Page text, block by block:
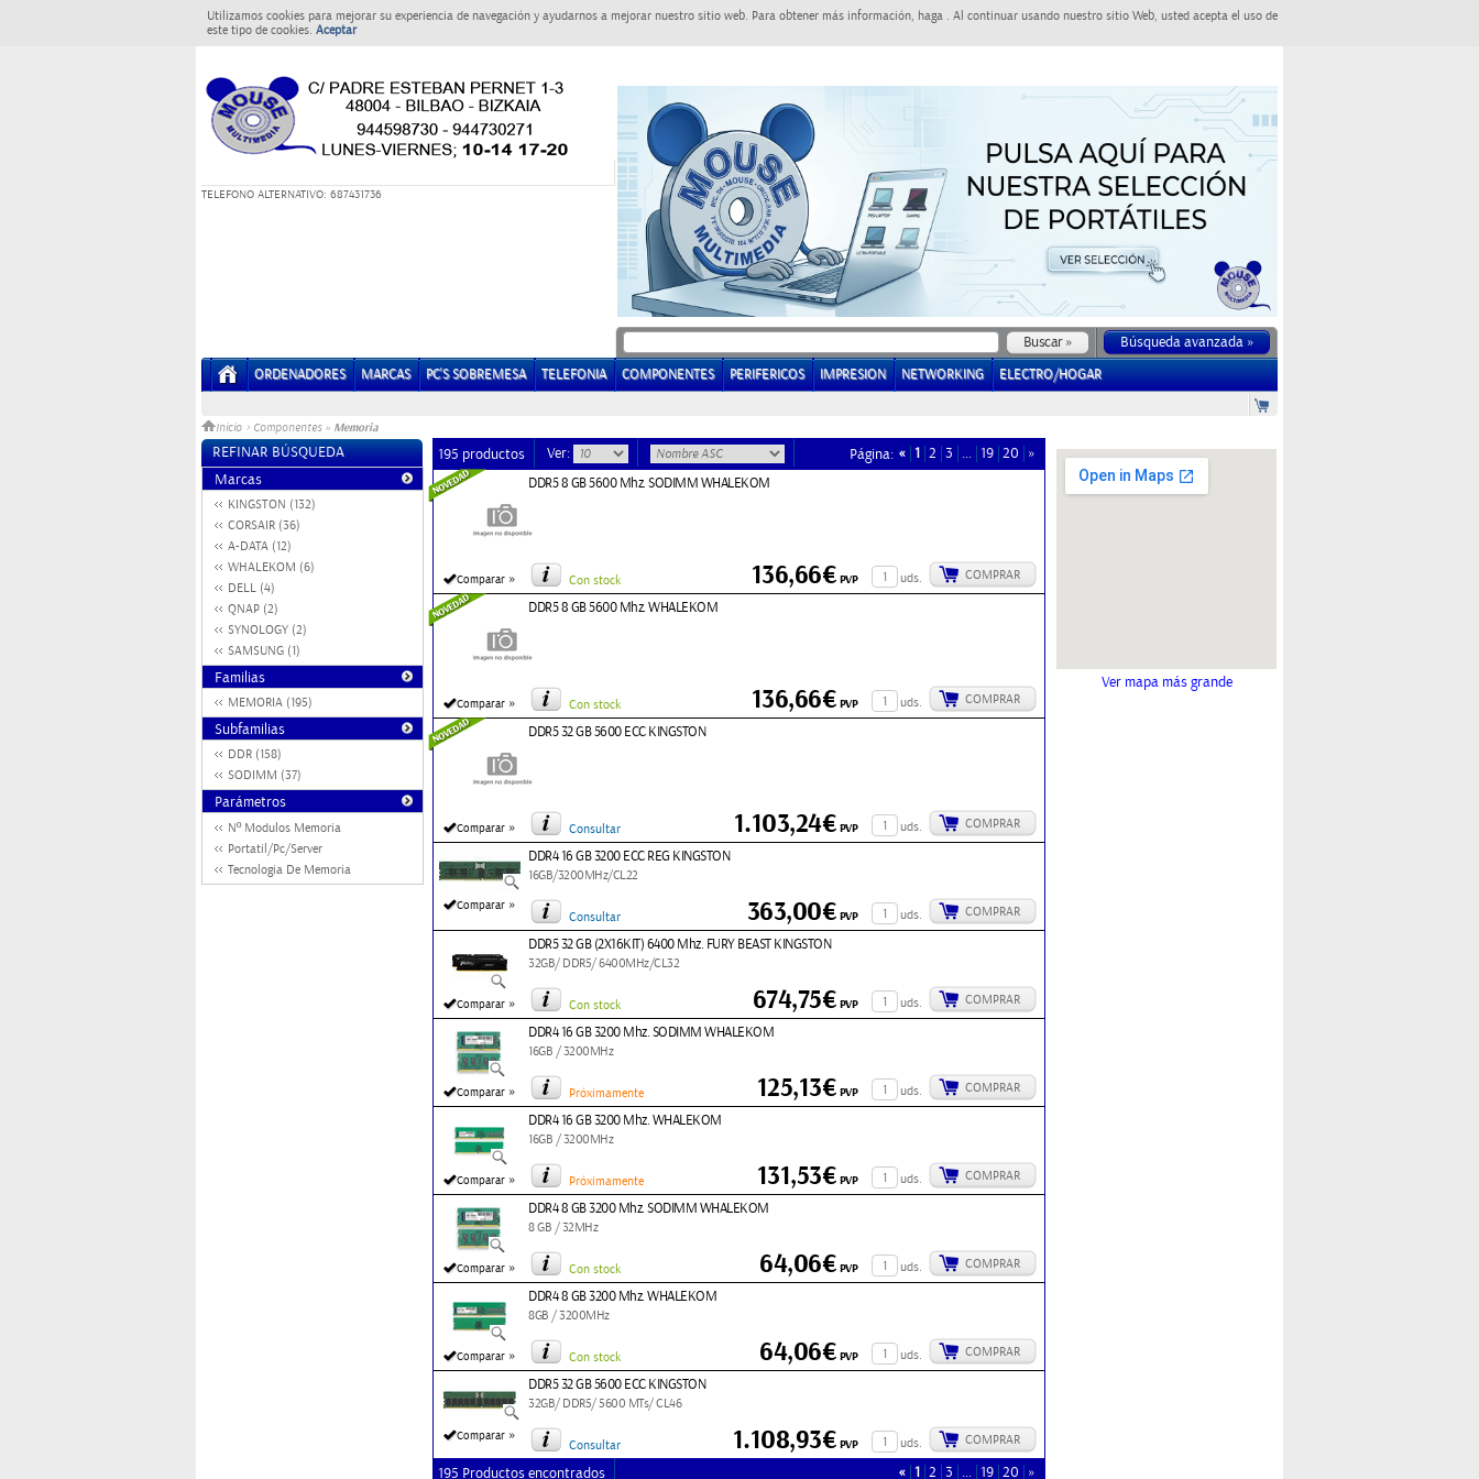
Utilizamos cookies para mejorar su experiencia de navegación y ayudarnos a mejorar nuestro sitio web. Para obtener más información, haga . Al continuar usando nuestro sitio Web, usted acepta el uso de
este tipo de cookies. Aceptar
TELEFONO ALTERNATIVO: 687431736
Búsqueda avanzada »
ORDENADORES MARCAS PC'S SOBREMESA TELEFONIA COMPONENTES PERIFERICOS IMPRESION NETWORKING ELECTRO/HOGAR
Inicio > Componentes » Memoria
REFINAR BÚSQUEDA
Marcas
KINGSTON (132)
CORSAIR (36)
A-DATA (12)
WHALEKOM (6)
DELL (4)
QNAP (2)
SYNOLOGY (2)
SAMSUNG (1)
Familias
MEMORIA (195)
Subfamilias
DDR (158)
SODIMM (37)
Parámetros
Nº Modulos Memoria
Portatil/Pc/Server
Tecnologia De Memoria
195 productos Ver: Página: « 1 2 3 … 19 20 »
Comparar »
DDR5 8 GB 5600 Mhz. SODIMM WHALEKOM
Con stock uds. COMPRAR
136,66€PVP
Comparar »
DDR5 8 GB 5600 Mhz. WHALEKOM
Con stock uds. COMPRAR
136,66€PVP
Comparar »
DDR5 32 GB 5600 ECC KINGSTON
Consultar uds. COMPRAR
1.103,24€PVP
Comparar »
DDR4 16 GB 3200 ECC REG KINGSTON
16GB/3200MHz/CL22
Consultar uds. COMPRAR
363,00€PVP
Comparar »
DDR5 32 GB (2X16KIT) 6400 Mhz. FURY BEAST KINGSTON
32GB/ DDR5/ 6400MHz/CL32
Con stock uds. COMPRAR
674,75€PVP
Comparar »
DDR4 16 GB 3200 Mhz. SODIMM WHALEKOM
16GB / 3200MHz
Próximamente uds. COMPRAR
125,13€PVP
Comparar »
DDR4 16 GB 3200 Mhz. WHALEKOM
16GB / 3200MHz
Próximamente uds. COMPRAR
131,53€PVP
Comparar »
DDR4 8 GB 3200 Mhz. SODIMM WHALEKOM
8 GB / 32MHz
Con stock uds. COMPRAR
64,06€PVP
Comparar »
DDR4 8 GB 3200 Mhz. WHALEKOM
8GB / 3200MHz
Con stock uds. COMPRAR
64,06€PVP
Comparar »
DDR5 32 GB 5600 ECC KINGSTON
32GB/ DDR5/ 5600 MTs/ CL46
Consultar uds. COMPRAR
1.108,93€PVP
195 Productos encontrados « 1 2 3 … 19 20 »
Ver mapa más grande